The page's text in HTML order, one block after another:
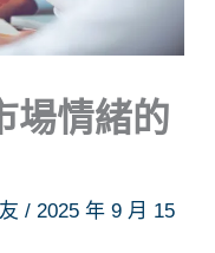
場情緒的
/2025 年 9 月 15